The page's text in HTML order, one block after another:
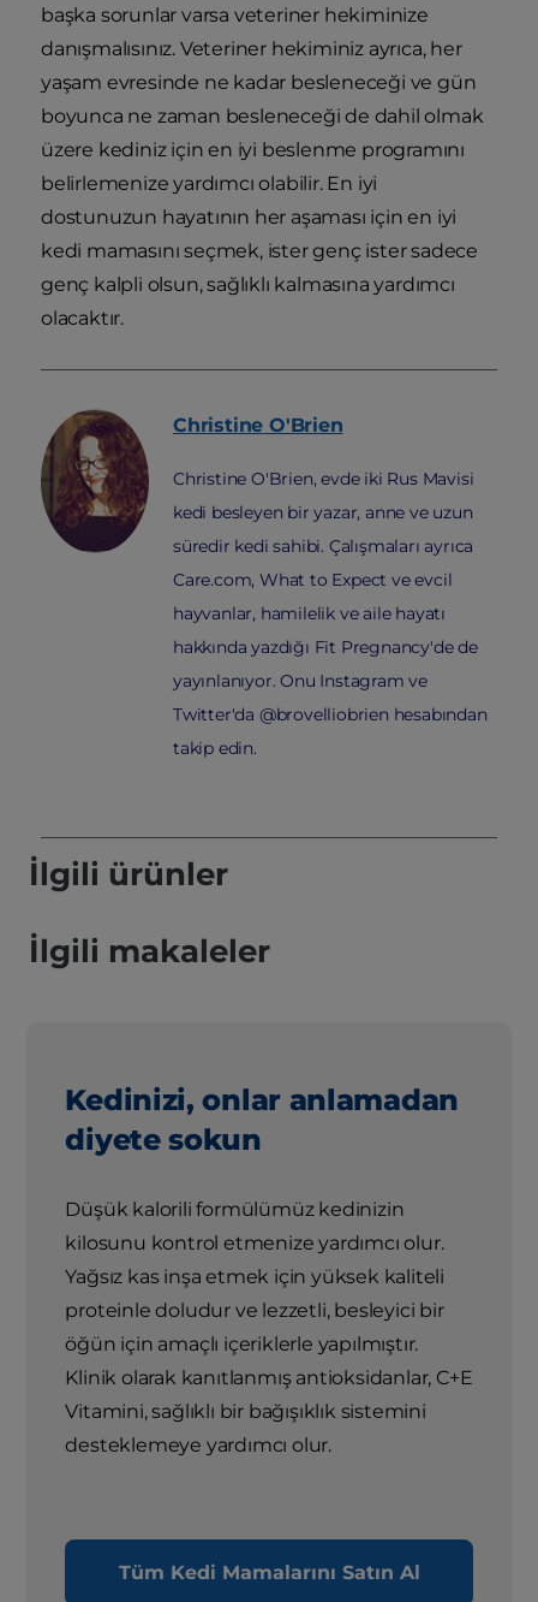
başka sorunlar varsa veteriner hekiminize
danışmalısınız. Veteriner hekiminiz ayrıca, her
yaşam evresinde ne kadar besleneceği ve gün
boyunca ne zaman besleneceği de dahil olmak
üzere kediniz için en iyi beslenme programını
belirlemenize yardımcı olabilir. En iyi
dostunuzun hayatının her aşaması için en iyi
kedi mamasını seçmek, ister genç ister sadece
genç kalpli olsun, sağlıklı kalmasına yardımcı
olacaktır.
Christine O'Brien
Christine O'Brien, evde iki Rus Mavisi
kedi besleyen bir yazar, anne ve uzun
süredir kedi sahibi. Çalışmaları ayrıca
Care.com, What to Expect ve evcil
hayvanlar, hamilelik ve aile hayatı
hakkında yazdığı Fit Pregnancy'de de
yayınlanıyor. Onu Instagram ve
Twitter'da @brovelliobrien hesabından
takip edin.
İlgili ürünler
İlgili makaleler
Kedinizi, onlar anlamadan
diyete sokun
Düşük kalorili formülümüz kedinizin
kilosunu kontrol etmenize yardımcı olur.
Yağsız kas inşa etmek için yüksek kaliteli
proteinle doludur ve lezzetli, besleyici bir
öğün için amaçlı içeriklerle yapılmıştır.
Klinik olarak kanıtlanmış antioksidanlar, C+E
Vitamini, sağlıklı bir bağışıklık sistemini
desteklemeye yardımcı olur.
Tüm Kedi Mamalarını Satın Al